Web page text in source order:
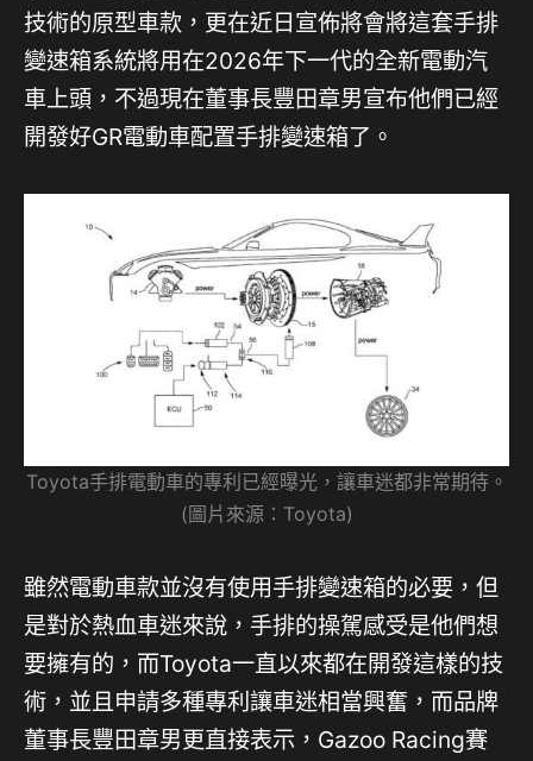
技術的原型車款，更在近日宣佈將會將這套手排
變速箱系統將用在2026年下一代的全新電動汽
車上頭，不過現在董事長豐田章男宣布他們已經
開發好GR電動車配置手排變速箱了。
Toyota手排電動車的專利已經曝光，讓車迷都非常期待。
(圖片來源：Toyota)
雖然電動車款並沒有使用手排變速箱的必要，但
是對於熱血車迷來說，手排的操駕感受是他們想
要擁有的，而Toyota一直以來都在開發這樣的技
術，並且申請多種專利讓車迷相當興奮，而品牌
董事長豐田章男更直接表示，Gazoo Racing賽